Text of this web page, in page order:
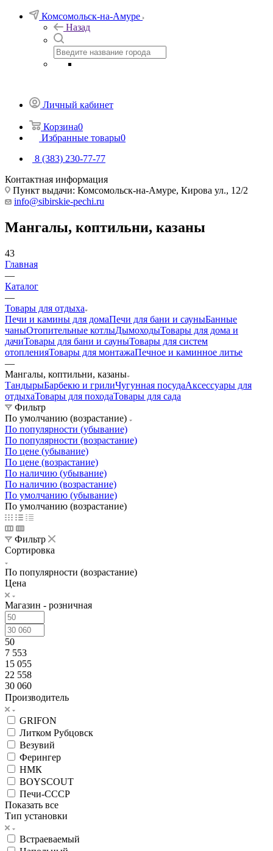
Комсомольск-на-Амуре
Назад
Личный кабинет
Корзина0
Избранные товары0
8 (383) 230-77-77
Контактная информация
Пункт выдачи: Комсомольск-на-Амуре, Кирова ул., 12/2
info@sibirskie-pechi.ru
Мангалы, коптильни, казаны
43
Главная
—
Каталог
—
Товары для отдыха
Печи и камины для домаПечи для бани и сауныБанные
чаныОтопительные котлыДымоходыТовары для дома и
дачиТовары для бани и сауныТовары для систем
отопленияТовары для монтажаПечное и каминное литье
—
Мангалы, коптильни, казаны
ТандырыБарбекю и грилиЧугунная посудаАксессуары для
отдыхаТовары для походаТовары для сада
Фильтр
По умолчанию (возрастание)
По популярности (убывание)
По популярности (возрастание)
По цене (убывание)
По цене (возрастание)
По наличию (убывание)
По наличию (возрастание)
По умолчанию (убывание)
По умолчанию (возрастание)
Фильтр
Сортировка
По популярности (возрастание)
Цена
Магазин - розничная
50
7 553
15 055
22 558
30 060
Производитель
GRIFON
Литком Рубцовск
Везувий
Ферингер
НМК
BOYSCOUT
Печи-СССР
Показать все
Тип установки
Встраеваемый